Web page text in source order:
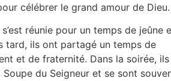
célébrer le grand amour de Dieu.
s’est réunie pour un temps de jeûne
tard, ils ont partagé un temps de
et de fraternité. Dans la soirée, ils
du Seigneur et se sont